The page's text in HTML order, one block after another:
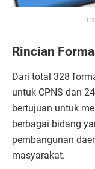
Rincian
Dari total 328
untuk CPNS dan
bertujuan untuk
berbagai bidang
pembangunan
masyarakat.